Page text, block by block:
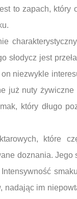
to zapach,
słodycz jest
niezwykle
już nuty
który długo
które
doznania. Jego
im